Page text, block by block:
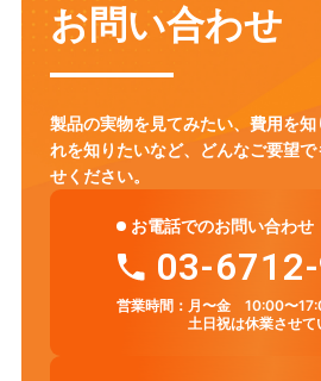
お問い合わせ
製品の実物を見てみたい、費用を
れを知りたいなど、
どんなご要望
せください。
お電話でのお問い合わせ
03-
営業時間： 月〜金 10:00〜
土日祝は休業させて